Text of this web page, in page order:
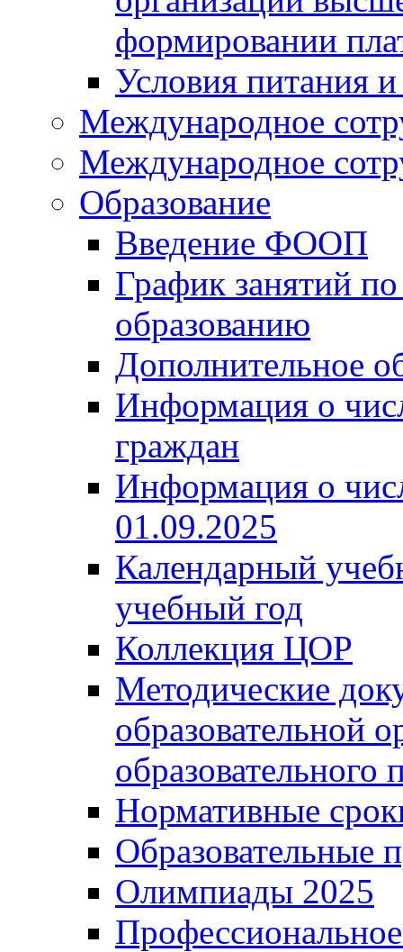
формировании
Условия питания
Международное
Международное
Образование
Введение ФООП
График занятий
образованию
Дополнительное
Информация о
граждан
Информация о
01.09.2025
Календарный
учебный год
Коллекция ЦОР
Методические
образовательной
образовательного
Нормативные
Образовательные
Олимпиады 2025